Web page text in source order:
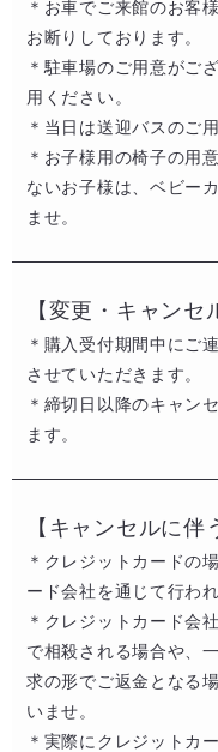
＊お車でご来館のお客
お断りしております。​​
＊駐車場のご用意がご
用ください。​
＊当日は送迎バスのご
＊お子様用の椅子の用
ないお子様は、ベビー
ませ。
【変更・キャンセ
＊購入受付期間中にご
させていただきます。​
＊締切日以降のキャン
ます。
【キャンセルに伴
＊クレジットカードの
ード会社を通じて行われ
＊クレジットカード会
で相殺される場合や、
求の形でご返金となる
いませ。​
＊実際にクレジットカ